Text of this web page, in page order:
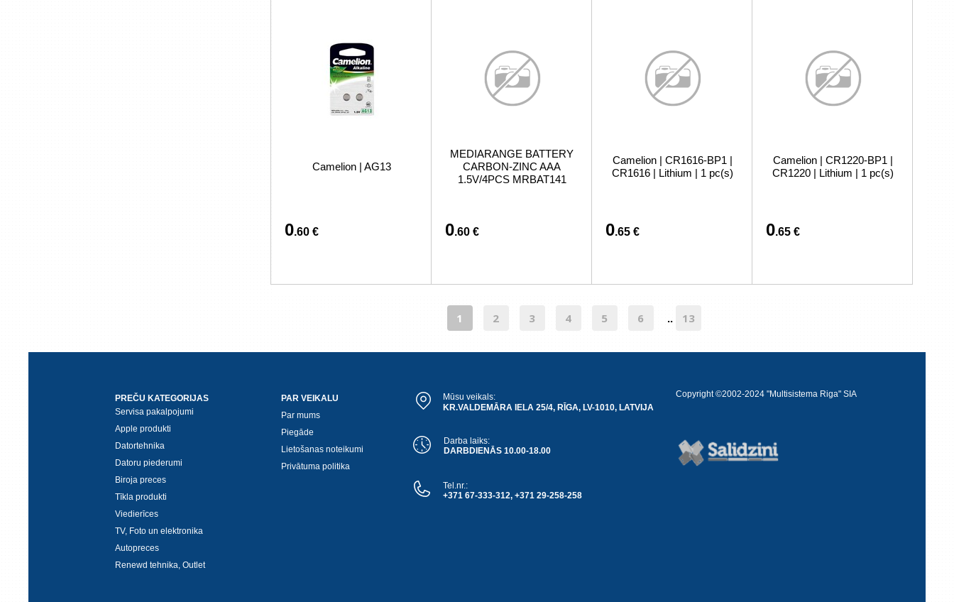
Camelion | AG13
0.60 €
MEDIARANGE BATTERY
CARBON-ZINC AAA
1.5V/4PCS MRBAT141
0.60 €
Camelion | CR1616-BP1 |
CR1616 | Lithium | 1 pc(s)
0.65 €
Camelion | CR1220-BP1 |
CR1220 | Lithium | 1 pc(s)
0.65 €
1 2 3 4 5 6 .. 13
PREČU KATEGORIJAS
Servisa pakalpojumi
Apple produkti
Datortehnika
Datoru piederumi
Biroja preces
Tīkla produkti
Viedierīces
TV, Foto un elektronika
Autopreces
Renewd tehnika, Outlet
PAR VEIKALU
Par mums
Piegāde
Lietošanas noteikumi
Privātuma politika
Mūsu veikals:
KR.VALDEMĀRA IELA 25/4, RĪGA, LV-1010, LATVIJA
Darba laiks:
DARBDIENĀS 10.00-18.00
Tel.nr.:
+371 67-333-312, +371 29-258-258
Copyright ©2002-2024 "Multisistema Riga" SIA